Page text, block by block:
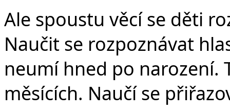
Ale spoustu věcí se děti
Naučit se rozpoznávat
neumí hned po narození.
měsících. Naučí se